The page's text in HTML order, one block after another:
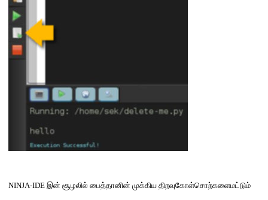
NINJA-IDE இன் சூழலில் பைத்தானின் முக்கிய திறவுகோள்சொற்களைமட்டும்